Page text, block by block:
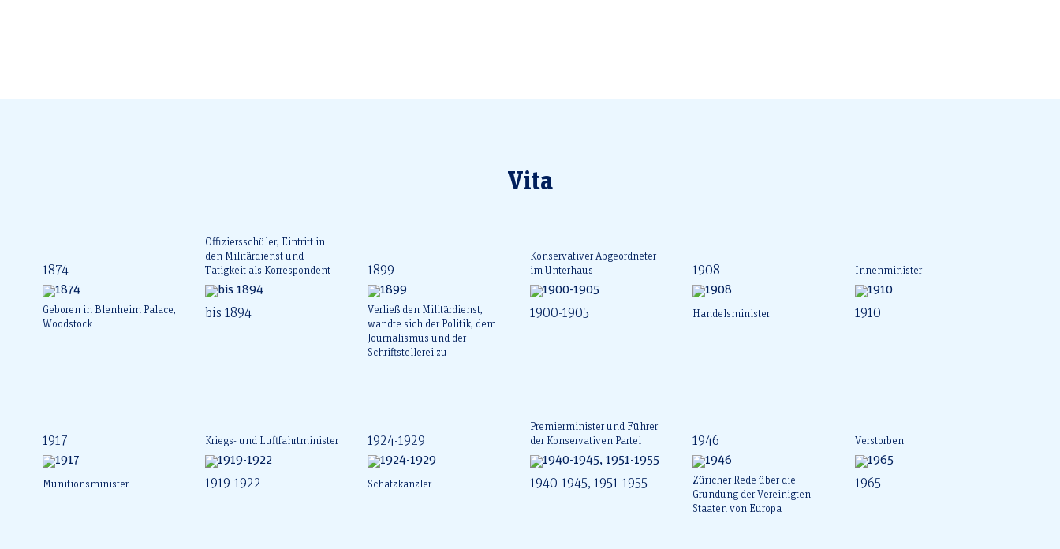
Vita
1874
Geboren in Blenheim Palace,
Woodstock
Offiziersschüler, Eintritt in
den Militärdienst und
Tätigkeit als Korrespondent
bis 1894
1899
Verließ den Militärdienst,
wandte sich der Politik, dem
Journalismus und der
Schriftstellerei zu
Konservativer Abgeordneter
im Unterhaus
1900-1905
1908
Handelsminister
Innenminister
1910
1917
Munitionsminister
Kriegs- und Luftfahrtminister
1919-1922
1924-1929
Schatzkanzler
Premierminister und Führer
der Konservativen Partei
1940-1945, 1951-1955
1946
Züricher Rede über die
Gründung der Vereinigten
Staaten von Europa
Verstorben
1965